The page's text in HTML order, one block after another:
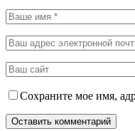
Сохраните мое имя,